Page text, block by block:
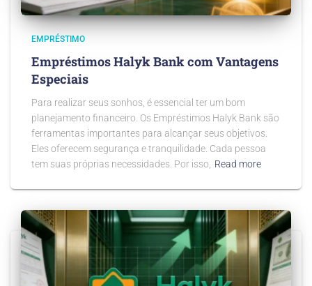
EMPRÉSTIMO
Empréstimos Halyk Bank com Vantagens
Especiais
Para realizar seus sonhos, é essencial ter um bom
planejamento financeiro. Os Empréstimos Halyk Bank são
ferramentas importantes para alcançar seus objetivos.
Eles oferecem segurança e tranquilidade. Cada pessoa
tem suas próprias necessidades. Por isso,
Read more